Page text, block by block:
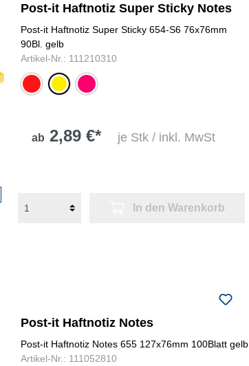
Post-it Haftnotiz Super Sticky Notes
Post-it Haftnotiz Super Sticky 654-S6 76x76mm
90Bl. gelb
Artikel-Nr.: 111210310
mohnrotultragelbultrapink
ab 2,89 €* je Stk / inkl. MwSt
In den Warenkorb
Post-it Haftnotiz Notes
Post-it Haftnotiz Notes 655 127x76mm 100Blatt gelb
Artikel-Nr.: 111052810